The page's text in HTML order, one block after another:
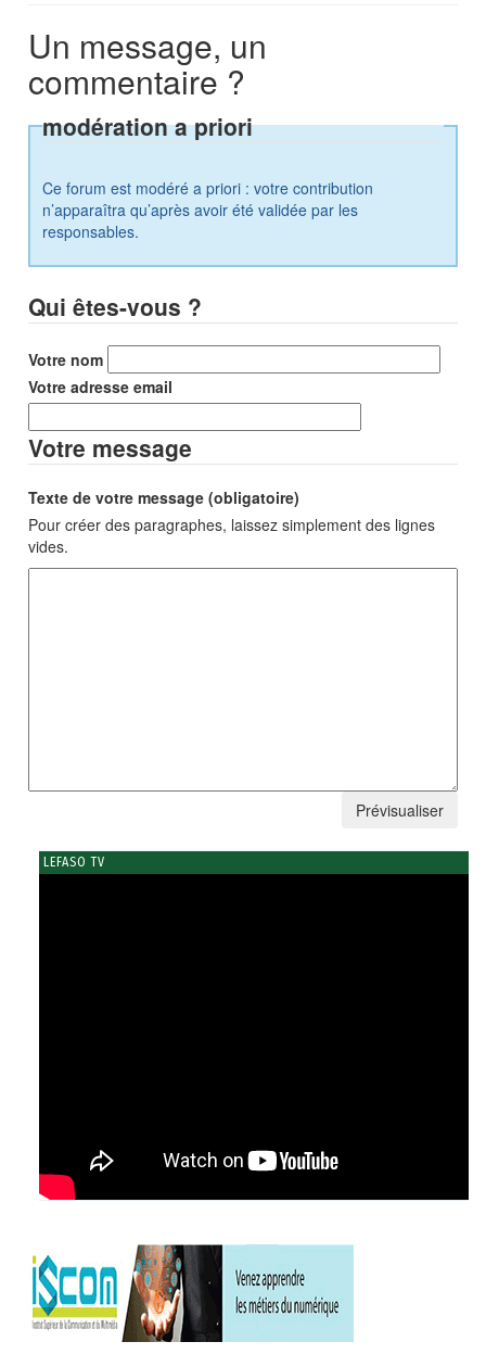
Un message, un
commentaire ?
modération a priori
Ce forum est modéré a priori : votre contribution
n’apparaîtra qu’après avoir été validée par les
responsables.
Qui êtes-vous ?
Votre nom
Votre adresse email
Votre message
Texte de votre message (obligatoire)
Pour créer des paragraphes, laissez simplement des lignes
vides.
LEFASO TV